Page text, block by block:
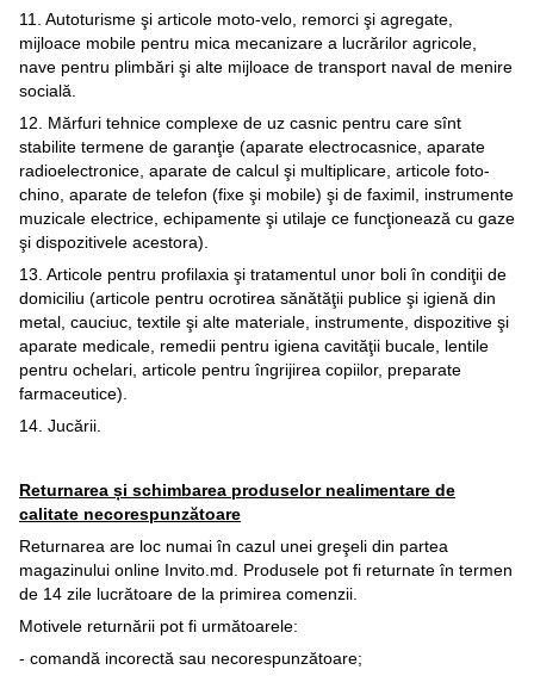
11. Autoturisme şi articole moto-velo, remorci şi agregate,
mijloace mobile pentru mica mecanizare a lucrărilor agricole,
nave pentru plimbări şi alte mijloace de transport naval de menire
socială.
12. Mărfuri tehnice complexe de uz casnic pentru care sînt
stabilite termene de garanţie (aparate electrocasnice, aparate
radioelectronice, aparate de calcul şi multiplicare, articole foto-
chino, aparate de telefon (fixe şi mobile) şi de faximil, instrumente
muzicale electrice, echipamente şi utilaje ce funcţionează cu gaze
şi dispozitivele acestora).
13. Articole pentru profilaxia şi tratamentul unor boli în condiţii de
domiciliu (articole pentru ocrotirea sănătăţii publice şi igienă din
metal, cauciuc, textile şi alte materiale, instrumente, dispozitive şi
aparate medicale, remedii pentru igiena cavităţii bucale, lentile
pentru ochelari, articole pentru îngrijirea copiilor, preparate
farmaceutice).
14. Jucării.
Returnarea și schimbarea produselor nealimentare de
calitate necorespunzătoare
Returnarea are loc numai în cazul unei greşeli din partea
magazinului online Invito.md. Produsele pot fi returnate în termen
de 14 zile lucrătoare de la primirea comenzii.
Motivele returnării pot fi următoarele:
- comandă incorectă sau necorespunzătoare;